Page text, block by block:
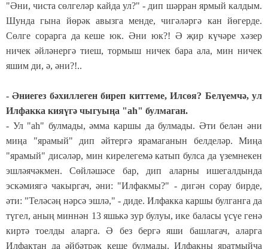
"Әни, чиста сөлгеләр кайда ул?" - дип шәрран ярмый калдым.
Шунда гына йөрәк авызга менде, чигәләргә кан йөгерде.
Сөлге сорарга да кеше юк. Әни юк?! Ә җир күчәре хәзер
ничек әйләнергә тиеш, тормыш ничек бара ала, мин ничек
яшим ди, ә, әни?!..
- Әниегез бәхиллеген биреп киттеме, Илсөя? Белүемчә, ул
Илфакка кияүгә чыгуыңа "аһ" булмаган.
- Ул "аһ" булмады, әмма каршы да булмады. Әти белән әни
миңа "ярамый" дип әйтергә ярамаганын белделәр. Миңа
"ярамый" дисәләр, мин кирелегемә катып булса да үземнекен
эшләячәкмен. Сөйләшәсе бар, дип аларны ишегалдында
эскәмиягә чакыргач, әни: "Илфакмы?" - дигән сорау бирде,
әти: "Теләсәң нәрсә эшлә," - диде. Илфакка каршы булганга да
түгел, аның миннән 13 яшькә зур булуы, ике баласы үсүе генә
киртә тоелды аларга. Ә без бергә яши башлагач, аларга
Илфактан да әйбәтрәк кеше булмады. Илфакны яратмыйча